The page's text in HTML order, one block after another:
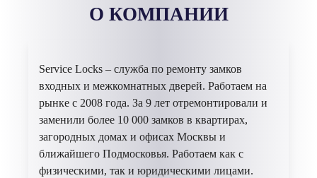
О КОМПАНИИ
Service Locks – служба по ремонту замков
входных и межкомнатных дверей. Работаем на
рынке с 2008 года. За 9 лет отремонтировали и
заменили более 10 000 замков в квартирах,
загородных домах и офисах Москвы и
ближайшего Подмосковья. Работаем как с
физическими, так и юридическими лицами.